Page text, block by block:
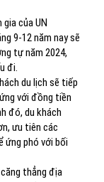
của UN
9-12 năm nay sẽ
tự năm 2024,
đi.
du lịch sẽ tiếp
với đồng tiền
đó, du khách
ưu tiên các
ứng phó với bối
thẳng địa